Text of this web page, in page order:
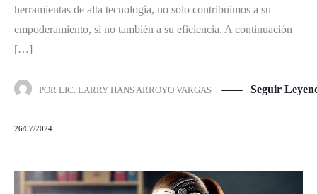
herramientas de alta tecnología, no solo contribuimos a su
empoderamiento, si no también a su eficiencia. A continuación
[…]
POR LIC. LARRY HANS ARROYO VARGAS Seguir
26/07/2024